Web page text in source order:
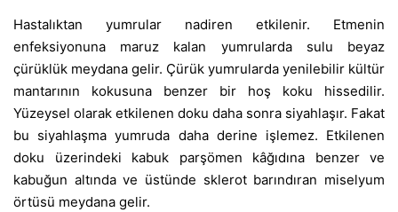
Hastalıktan yumrular nadiren etkilenir. Etmenin
enfeksiyonuna maruz kalan yumrularda sulu beyaz
çürüklük meydana gelir. Çürük yumrularda yenilebilir kültür
mantarının kokusuna benzer bir hoş koku hissedilir.
Yüzeysel olarak etkilenen doku daha sonra siyahlaşır. Fakat
bu siyahlaşma yumruda daha derine işlemez. Etkilenen
doku üzerindeki kabuk parşömen kâğıdına benzer ve
kabuğun altında ve üstünde sklerot barındıran miselyum
örtüsü meydana gelir.